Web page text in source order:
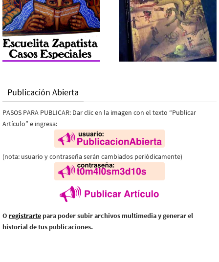
Publicación Abierta
PASOS PARA PUBLICAR: Dar clic en la imagen con el texto “Publicar
Artículo” e ingresa:
(nota: usuario y contraseña serán cambiados periódicamente)
O registrarte para poder subir archivos multimedia y generar el
historial de tus publicaciones.